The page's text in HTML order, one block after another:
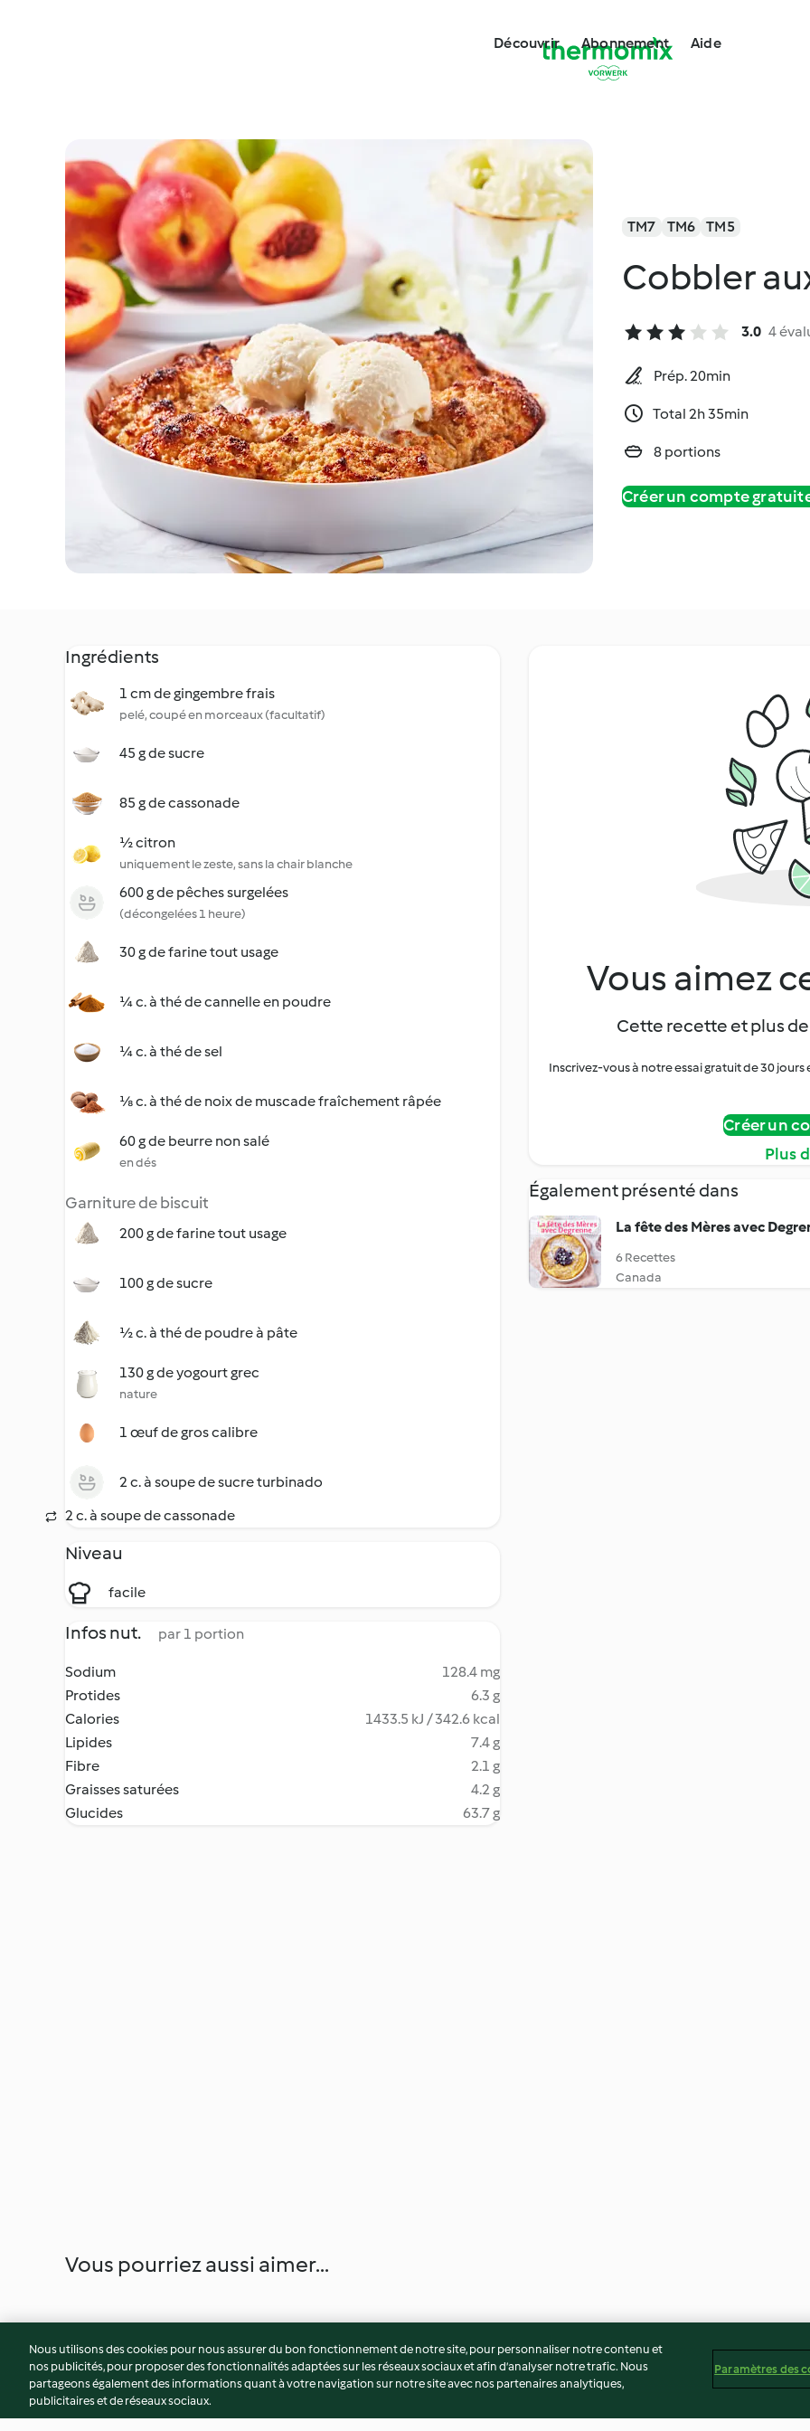
Découvrir Abonnement Aide
TM7 TM6 TM5
Cobbler
3.0 4
Prép. 20min
Total 2h 35min
8 portions
Créer un compte
Ingrédients
1 cm de gingembre frais
pelé, coupé en morceaux (facultatif)
45 g de sucre
85 g de cassonade
½ citron
uniquement le zeste, sans la chair blanche
600 g de pêches surgelées
(décongelées 1 heure)
30 g de farine tout usage
¼ c. à thé de cannelle en poudre
¼ c. à thé de sel
⅛ c. à thé de noix de muscade fraîchement râpée
60 g de beurre non salé
en dés
Garniture de biscuit
200 g de farine tout usage
100 g de sucre
½ c. à thé de poudre à pâte
130 g de yogourt grec
nature
1 œuf de gros calibre
2 c. à soupe de sucre turbinado
2 c. à soupe de cassonade
Niveau
facile
Infos nut. par 1 portion
Sodium
128.4 mg
Protides
6.3 g
Calories
1433.5 kJ / 342.6 kcal
Lipides
7.4 g
Fibre
2.1 g
Graisses saturées
4.2 g
Glucides
63.7 g
Vous aimez
Cette recette et plus
Inscrivez-vous à notre essai gratuit de 30
Créer un
Plus
Également présenté dans
La fête des Mères avec
6 Recettes
Canada
Vous pourriez aussi aimer...
Nous utilisons des cookies pour nous assurer du bon fonctionnement de notre site, pour personnaliser notre contenu et
nos publicités, pour proposer des fonctionnalités adaptées sur les réseaux sociaux et afin d’analyser notre trafic. Nous
partageons également des informations quant à votre navigation sur notre site avec nos partenaires analytiques,
publicitaires et de réseaux sociaux.
Paramètres des